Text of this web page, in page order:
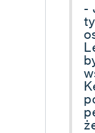
-